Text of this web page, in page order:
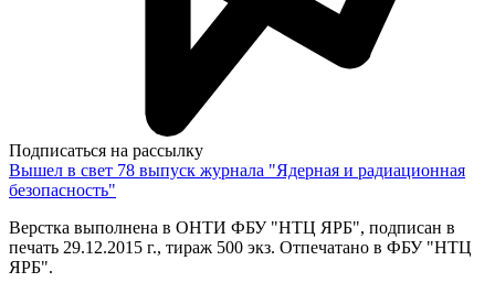
Подписаться на рассылку
Вышел в свет 78 выпуск журнала "Ядерная и радиационная
безопасность"
Верстка выполнена в ОНТИ ФБУ "НТЦ ЯРБ", подписан в
печать 29.12.2015 г., тираж 500 экз. Отпечатано в ФБУ "НТЦ
ЯРБ".